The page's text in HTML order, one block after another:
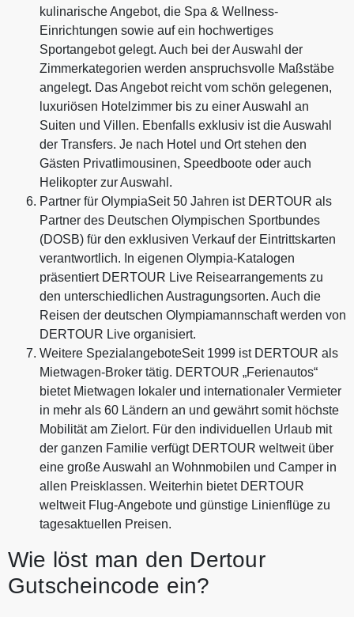
kulinarische Angebot, die Spa & Wellness-
Einrichtungen sowie auf ein hochwertiges
Sportangebot gelegt. Auch bei der Auswahl der
Zimmerkategorien werden anspruchsvolle Maßstäbe
angelegt. Das Angebot reicht vom schön gelegenen,
luxuriösen Hotelzimmer bis zu einer Auswahl an
Suiten und Villen. Ebenfalls exklusiv ist die Auswahl
der Transfers. Je nach Hotel und Ort stehen den
Gästen Privatlimousinen, Speedboote oder auch
Helikopter zur Auswahl.
Partner für OlympiaSeit 50 Jahren ist DERTOUR als
Partner des Deutschen Olympischen Sportbundes
(DOSB) für den exklusiven Verkauf der Eintrittskarten
verantwortlich. In eigenen Olympia-Katalogen
präsentiert DERTOUR Live Reisearrangements zu
den unterschiedlichen Austragungsorten. Auch die
Reisen der deutschen Olympiamannschaft werden von
DERTOUR Live organisiert.
Weitere SpezialangeboteSeit 1999 ist DERTOUR als
Mietwagen-Broker tätig. DERTOUR „Ferienautos“
bietet Mietwagen lokaler und internationaler Vermieter
in mehr als 60 Ländern an und gewährt somit höchste
Mobilität am Zielort. Für den individuellen Urlaub mit
der ganzen Familie verfügt DERTOUR weltweit über
eine große Auswahl an Wohnmobilen und Camper in
allen Preisklassen. Weiterhin bietet DERTOUR
weltweit Flug-Angebote und günstige Linienflüge zu
tagesaktuellen Preisen.
Wie löst man den Dertour
Gutscheincode ein?